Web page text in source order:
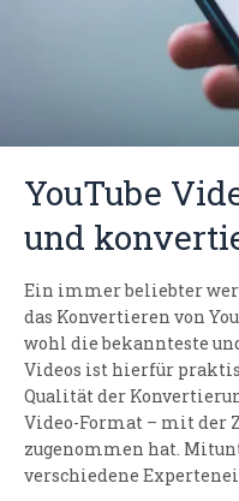
YouTube
und
Ein immer beliebter
das Konvertieren von
wohl die bekannteste
Videos ist hierfür
Qualität der
Video-Format – mit der
zugenommen hat.
verschiedene